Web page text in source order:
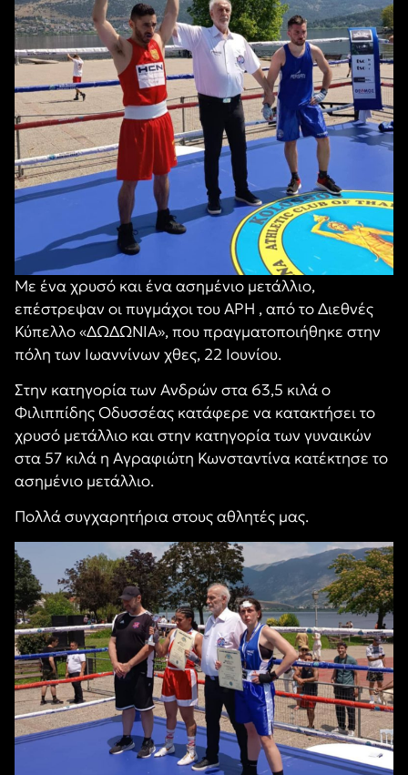
Με ένα χρυσό και ένα ασημένιο μετάλλιο,
επέστρεψαν οι πυγμάχοι του ΑΡΗ , από το Διεθνές
Κύπελλο «ΔΩΔΩΝΙΑ», που πραγματοποιήθηκε στην
πόλη των Ιωαννίνων χθες, 22 Ιουνίου.
Στην κατηγορία των Ανδρών στα 63,5 κιλά ο
Φιλιππίδης Οδυσσέας κατάφερε να κατακτήσει το
χρυσό μετάλλιο και στην κατηγορία των γυναικών
στα 57 κιλά η Αγραφιώτη Κωνσταντίνα κατέκτησε το
ασημένιο μετάλλιο.
Πολλά συγχαρητήρια στους αθλητές μας.